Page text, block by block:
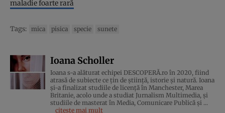
maladie foarte rară
Tags: mica pisica specie sunete
Ioana Scholler
Ioana s-a alăturat echipei DESCOPERĂ.ro în 2020, fiind
atrasă de subiecte ce țin de știință, istorie și natură. Ioana
și-a finalizat studiile de licență în Manchester, Marea
Britanie, acolo unde a studiat Jurnalism Multimedia, și
studiile de masterat în Media, Comunicare Publică și ...
citește mai mult